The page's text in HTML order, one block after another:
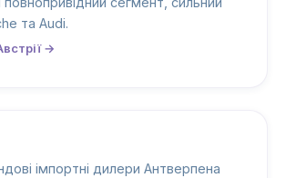
та Audi.
→
імпортні дилери Антверпена